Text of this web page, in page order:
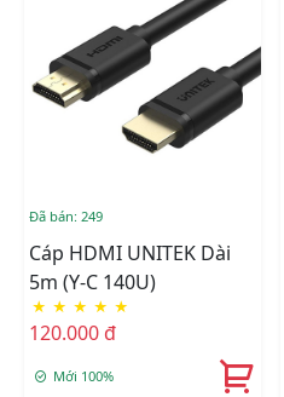
Đã bán: 249
Cáp HDMI UNITEK Dài
5m (Y-C 140U)
★ ★ ★ ★ ★
120.000 đ
Mới 100%